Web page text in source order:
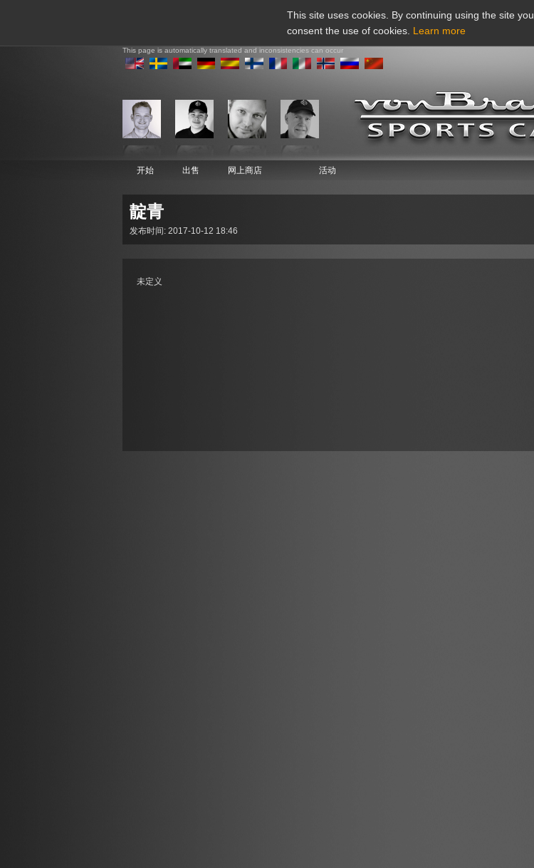
This site uses cookies. By continuing using the site you
consent the use of cookies. Learn more
This page is automatically translated and inconsistencies can occur
开始 出售 网上商店 活动
靛青
发布时间: 2017-10-12 18:46
未定义